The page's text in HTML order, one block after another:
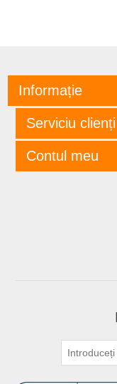
Informație
Serviciu clienți
Contul meu